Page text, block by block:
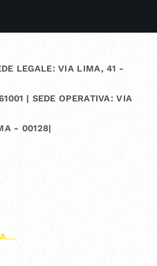
LEGALE: VIA LIMA, 41 -
| SEDE OPERATIVA: VIA
- 00128|
COOKIE POLICY E INFORMAZIONI SULLA PRIVACY